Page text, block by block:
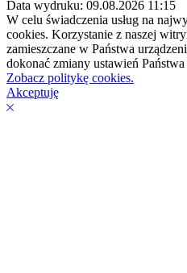
Data wydruku: 09.08.2026 11:15
W celu świadczenia usług na
cookies. Korzystanie z naszej
zamieszczane w Państwa
dokonać zmiany ustawień
Zobacz politykę cookies.
Akceptuję